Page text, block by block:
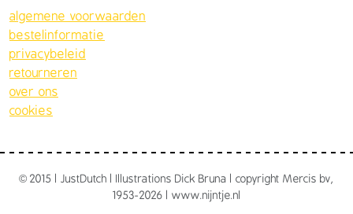
algemene voorwaarden
bestelinformatie
privacybeleid
retourneren
over ons
cookies
© 2015 | JustDutch | Illustrations Dick Bruna | copyright Mercis bv,
1953-2026 | www.nijntje.nl